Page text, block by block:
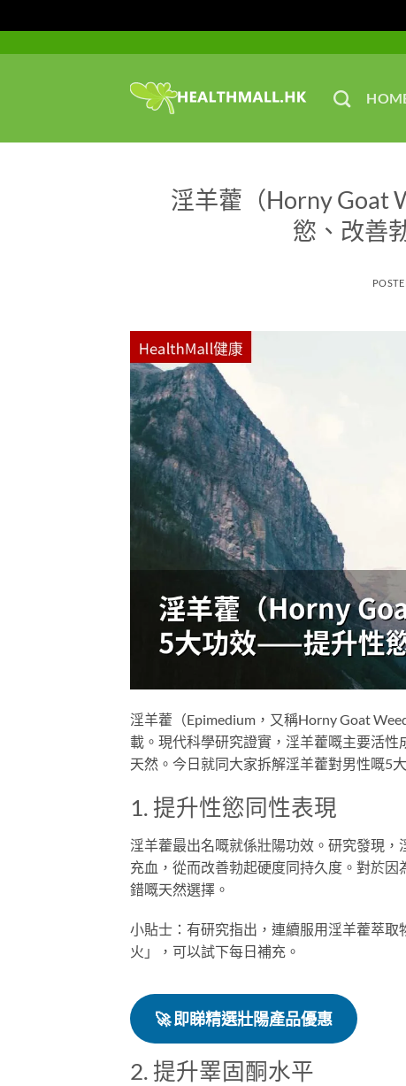
淫羊藿（Horny Goat
慾、改善
淫羊藿（Epimedium，又稱Horny Goat
載。現代科學研究證實，淫羊藿嘅主要活
天然。今日就同大家拆解淫羊藿對男性嘅5
1. 提升性慾同性表現
淫羊藿最出名嘅就係壯陽功效。研究發現
充血，從而改善勃起硬度同持久度。對於
錯嘅天然選擇。
小貼士：有研究指出，連續服用淫羊藿萃
火」，可以試下每日補充。
🚀即睇精選壯陽產品優惠
2. 提升睪固酮水平